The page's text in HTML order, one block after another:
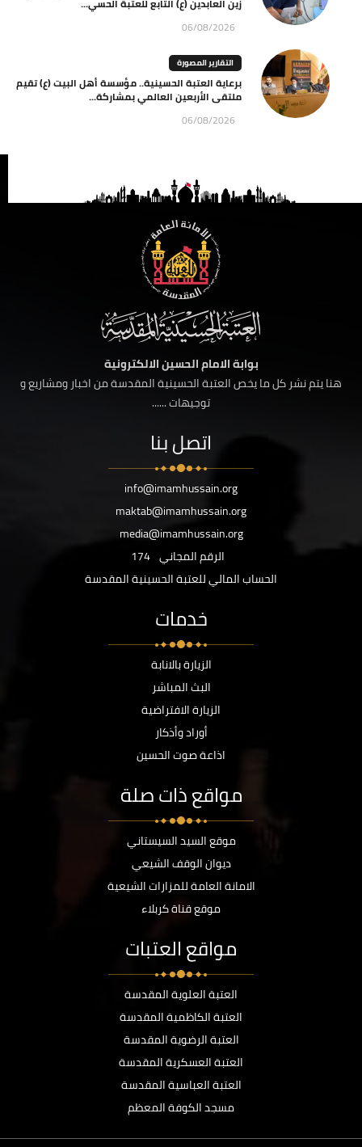
زين العابدين (ع) التابع للعتبة الحسي...
06/08/2026
التقارير المصورة
برعاية العتبة الحسينية.. مؤسسة أهل البيت (ع) تقيم
ملتقى الأربعين العالمي بمشاركة...
06/08/2026
بوابة الامام الحسين الالكترونية
هنا يتم نشر كل ما يخص العتبة الحسينية المقدسة من اخبار ومشاريع و
توجيهات ......
اتصل بنا
info@imamhussain.org
maktab@imamhussain.org
media@imamhussain.org
الرقم المجاني 174
الحساب المالي للعتبة الحسينية المقدسة
خدمات
الزيارة بالانابة
البث المباشر
الزيارة الافتراضية
أوراد وأذكار
اذاعة صوت الحسين
مواقع ذات صلة
موقع السيد السيستاني
ديوان الوقف الشيعي
الامانة العامة للمزارات الشيعية
موقع قناة كربلاء
مواقع العتبات
العتبة العلوية المقدسة
العتبة الكاظمية المقدسة
العتبة الرضوية المقدسة
العتبة العسكرية المقدسة
العتبة العباسية المقدسة
مسجد الكوفة المعظم